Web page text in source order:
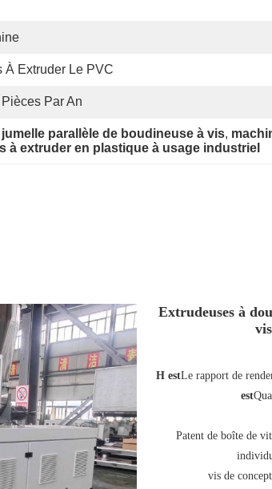
À Extruder Le PVC
Par An
jumelle parallèle de boudineuse à vis,
à extruder en plastique à usage industriel
Extrudeuses à
vis
H estLe rapport de
est
Patent de boîte de
vis de